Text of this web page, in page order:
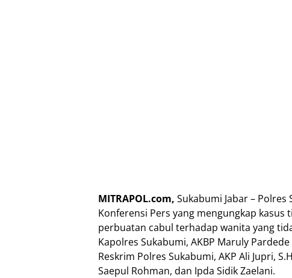
MITRAPOL.com, Sukabumi Jabar –
Konferensi Pers yang mengungkap
perbuatan cabul terhadap wanita yang
Kapolres Sukabumi, AKBP Maruly
Reskrim Polres Sukabumi, AKP Ali Jupri,
Saepul Rohman, dan Ipda Sidik Zaelani.